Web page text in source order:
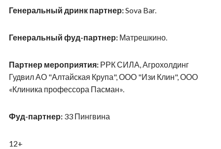
Генеральный дринк партнер:Sova Bar.
Генеральный фуд-партнер:Матрешкино.
Партнер мероприятия:РРК СИЛА, Агрохолдинг
Гудвил АО "Алтайская Крупа", ООО "Изи Клин", ООО
«Клиника профессора Пасман».
Фуд-партнер:33 Пингвина
12+